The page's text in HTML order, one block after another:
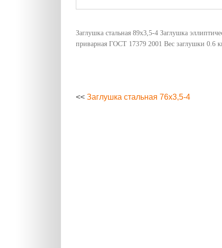
Заглушка стальная 89х3,5-4 Заглушка
приварная ГОСТ 17379 2001 Вес заглушки 0.6
<< Заглушка стальная 76х3,5-4